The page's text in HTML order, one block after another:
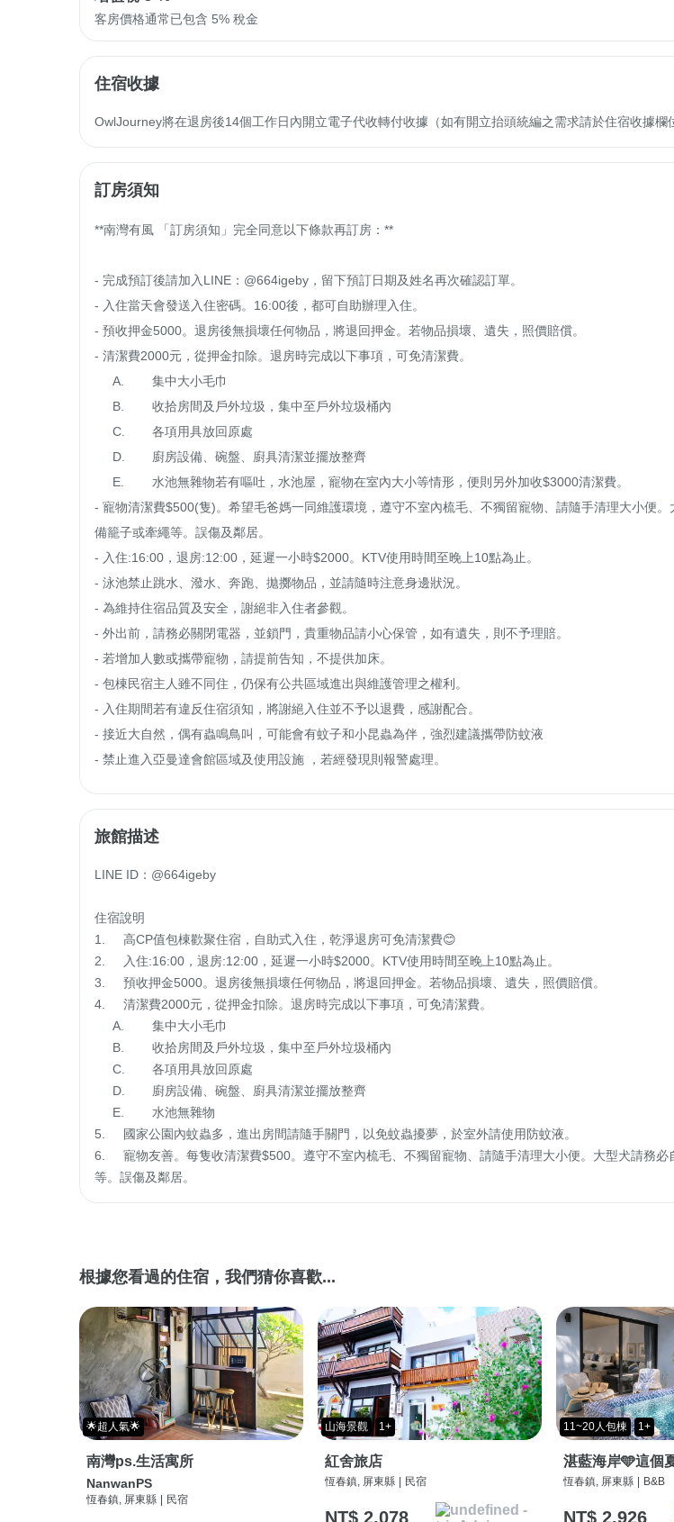
客房價格通常已包含 5% 稅金
住宿收據
OwlJourney將在退房後14個工作日內開立電子代收轉付收據（如有開立抬頭統編之需求請於住宿收據欄
訂房須知
**南灣有風 「訂房須知」完全同意以下條款再訂房：**
- 完成預訂後請加入LINE：@664igeby，留下預訂日期及姓名再次確認訂單。
- 入住當天會發送入住密碼。16:00後，都可自助辦理入住。
- 預收押金5000。退房後無損壞任何物品，將退回押金。若物品損壞、遺失，照價賠償。
- 清潔費2000元，從押金扣除。退房時完成以下事項，可免清潔費。
- 寵物清潔費$500(隻)。希望毛爸媽一同維護環境，遵守不室內梳毛、不獨留寵物、請隨手清理大小便。
備籠子或牽繩等。誤傷及鄰居。
- 入住:16:00，退房:12:00，延遲一小時$2000。KTV使用時間至晚上10點為止。
- 泳池禁止跳水、潑水、奔跑、拋擲物品，並請隨時注意身邊狀況。
- 為維持住宿品質及安全，謝絕非入住者參觀。
- 外出前，請務必關閉電器，並鎖門，貴重物品請小心保管，如有遺失，則不予理賠。
- 若增加人數或攜帶寵物，請提前告知，不提供加床。
- 包棟民宿主人雖不同住，仍保有公共區域進出與維護管理之權利。
- 入住期間若有違反住宿須知，將謝絕入住並不予以退費，感謝配合。
- 接近大自然，偶有蟲鳴鳥叫，可能會有蚊子和小昆蟲為伴，強烈建議攜帶防蚊液
- 禁止進入亞曼達會館區域及使用設施 ，若經發現則報警處理。
旅館描述
LINE ID：@664igeby
住宿說明
1.	高CP值包棟歡聚住宿，自助式入住，乾淨退房可免清潔費😊
2.	入住:16:00，退房:12:00，延遲一小時$2000。KTV使用時間至晚上10點為止。
3.	預收押金5000。退房後無損壞任何物品，將退回押金。若物品損壞、遺失，照價賠償。
4.	清潔費2000元，從押金扣除。退房時完成以下事項，可免清潔費。
5.	國家公園內蚊蟲多，進出房間請隨手關門，以免蚊蟲擾夢，於室外請使用防蚊液。
6.     寵物友善。每隻收清潔費$500。遵守不室內梳毛、不獨留寵物、請隨手清理大小便。大型犬請務必
等。誤傷及鄰居。
根據您看過的住宿，我們猜你喜歡...
🌟超人氣🌟
南灣ps.生活寓所
NanwanPS
恆春鎮, 屏東縣 | 民宿
山海景觀 1+
紅舍旅店
恆春鎮, 屏東縣 | 民宿
NT$ 2,078
11~20人包棟 1+
湛藍海岸🩵這個
恆春鎮, 屏東縣 | B&B
NT$ 2,926